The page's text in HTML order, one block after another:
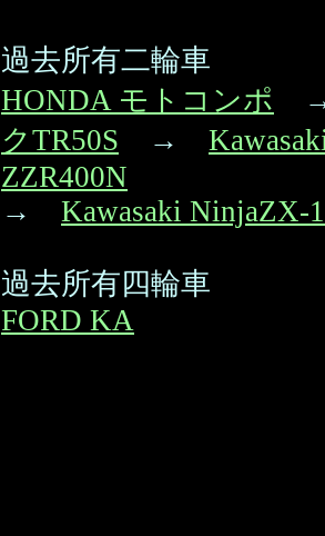
過去所有二輪車
HONDA モトコンポ
クTR50S →
ZZR400N
→ Kawasaki NinjaZX-
過去所有四輪車
FORD KA